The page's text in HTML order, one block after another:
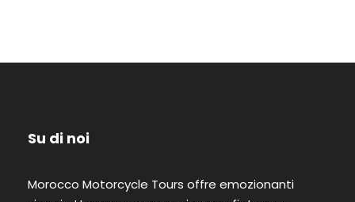
Su di noi
Morocco Motorcycle Tours offre emozionanti